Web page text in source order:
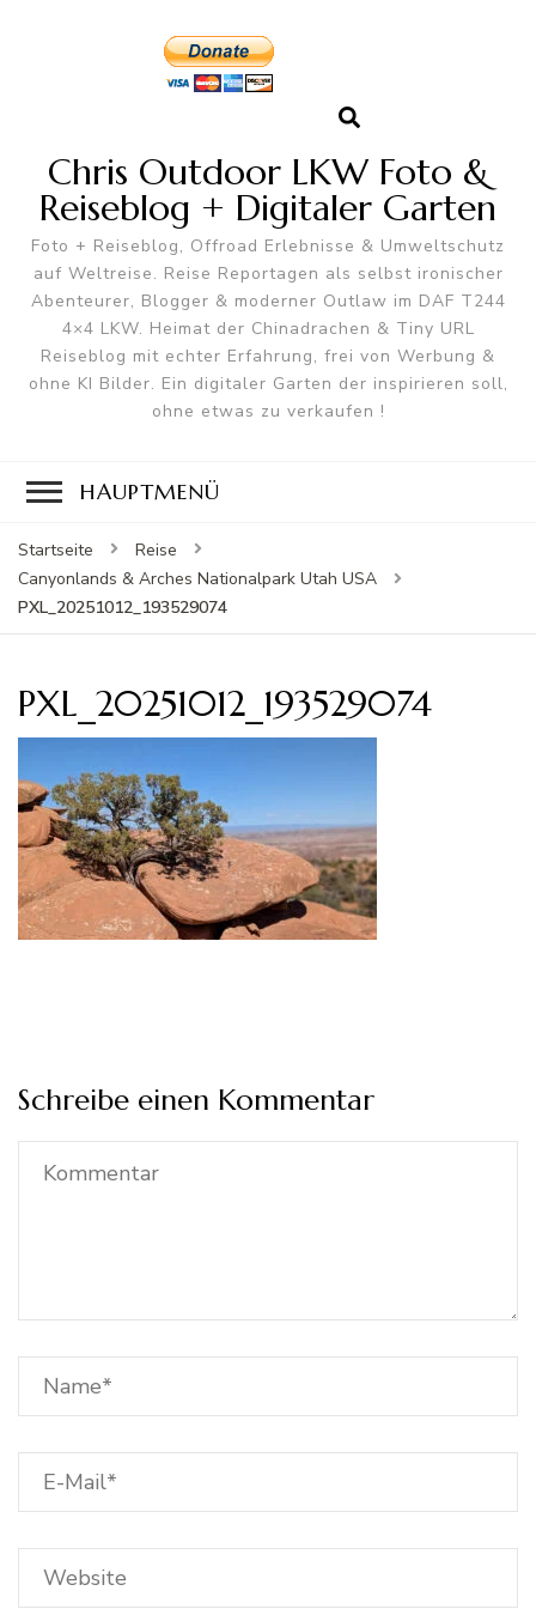
Chris Outdoor LKW Foto &
Reiseblog + Digitaler Garten
Foto + Reiseblog, Offroad Erlebnisse & Umweltschutz
auf Weltreise. Reise Reportagen als selbst ironischer
Abenteurer, Blogger & moderner Outlaw im DAF T244
4×4 LKW. Heimat der Chinadrachen & Tiny URL
Reiseblog mit echter Erfahrung, frei von Werbung &
ohne KI Bilder. Ein digitaler Garten der inspirieren soll,
ohne etwas zu verkaufen !
HAUPTMENÜ
Startseite
Reise
Canyonlands & Arches Nationalpark Utah USA
PXL_20251012_193529074
PXL_20251012_193529074
Schreibe einen Kommentar